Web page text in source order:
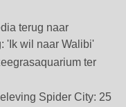
terug naar
'Ik wil naar Walibi'
ter
Spider City: 25